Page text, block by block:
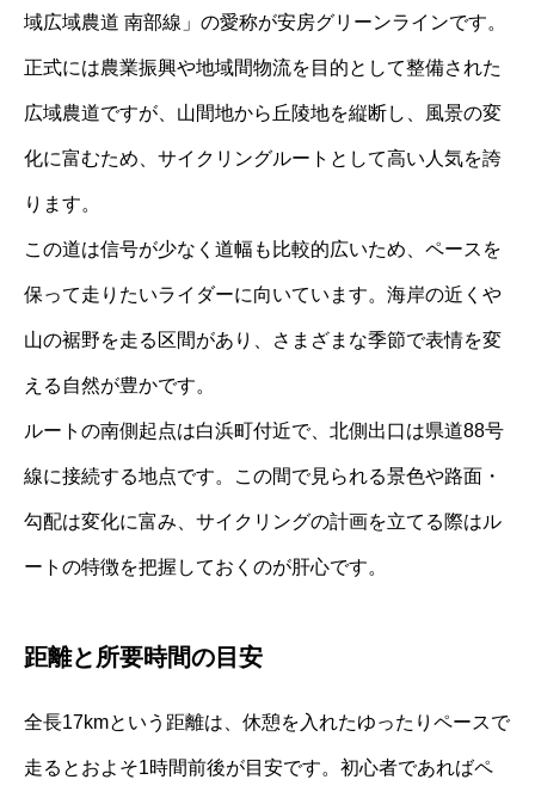
域広域農道 南部線」の愛称が安房グリーンラインです。
正式には農業振興や地域間物流を目的として整備された
広域農道ですが、山間地から丘陵地を縦断し、風景の変
化に富むため、サイクリングルートとして高い人気を誇
ります。
この道は信号が少なく道幅も比較的広いため、ペースを
保って走りたいライダーに向いています。海岸の近くや
山の裾野を走る区間があり、さまざまな季節で表情を変
える自然が豊かです。
ルートの南側起点は白浜町付近で、北側出口は県道88号
線に接続する地点です。この間で見られる景色や路面・
勾配は変化に富み、サイクリングの計画を立てる際はル
ートの特徴を把握しておくのが肝心です。
距離と所要時間の目安
全長17kmという距離は、休憩を入れたゆったりペースで
走るとおよそ1時間前後が目安です。初心者であればペ